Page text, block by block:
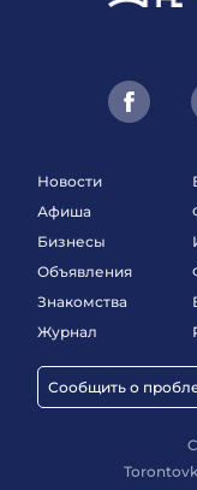
Новости
Афиша
Бизнесы
Объявления
Знакомства
Журнал
Сообщить о